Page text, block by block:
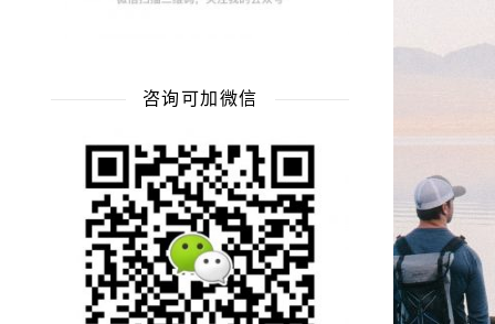
咨询可加微信